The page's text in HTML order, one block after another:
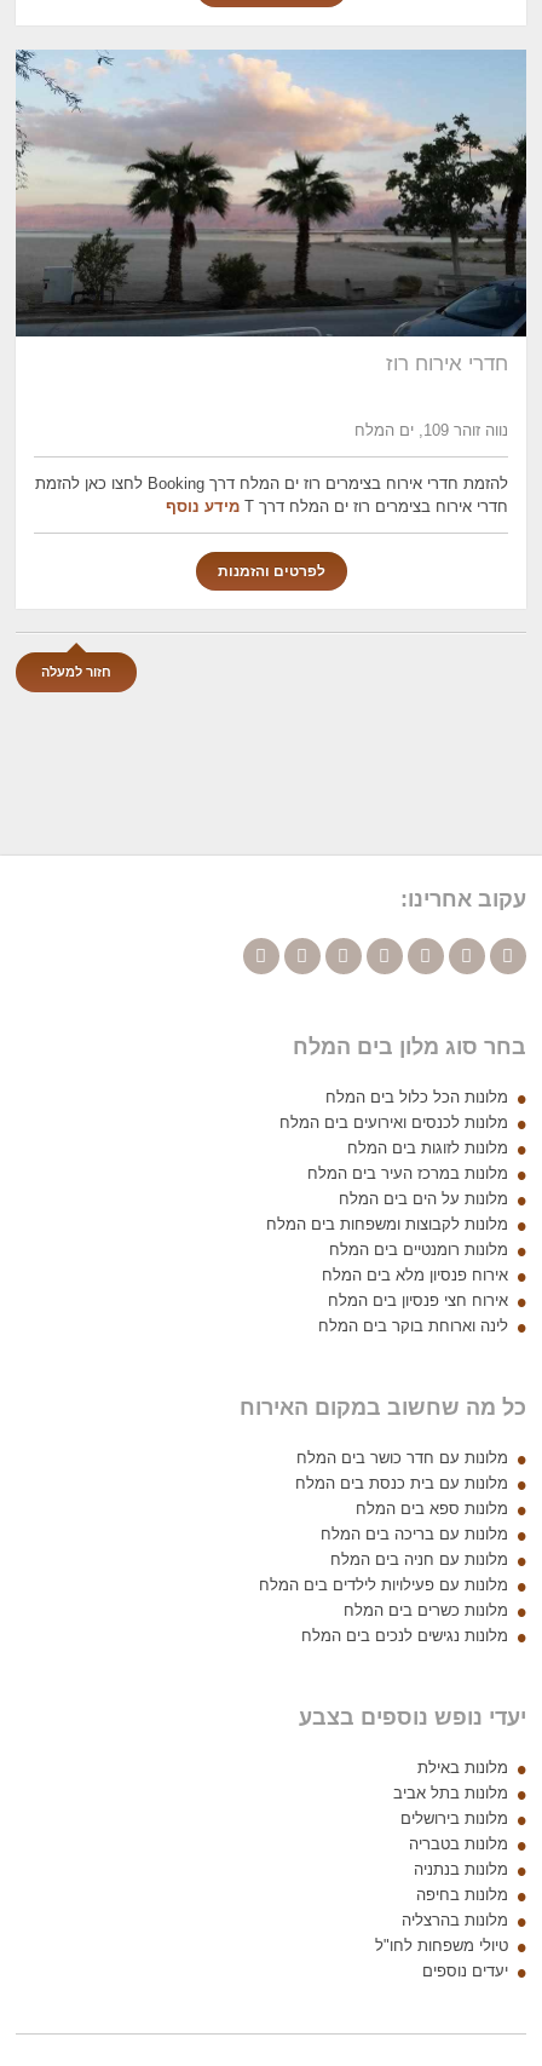
חדרי אירוח רוז
נווה זוהר 109, ים המלח
להזמת חדרי אירוח בצימרים רוז ים המלח דרך Booking לחצו כאן להזמת
חדרי אירוח בצימרים רוז ים המלח דרך T
מידע נוסף
לפרטים והזמנות
חזור למעלה
עקוב אחרינו:
בחר סוג מלון בים המלח
מלונות הכל כלול בים המלח
מלונות לכנסים ואירועים בים המלח
מלונות לזוגות בים המלח
מלונות במרכז העיר בים המלח
מלונות על הים בים המלח
מלונות לקבוצות ומשפחות בים המלח
מלונות רומנטיים בים המלח
אירוח פנסיון מלא בים המלח
אירוח חצי פנסיון בים המלח
לינה וארוחת בוקר בים המלח
כל מה שחשוב במקום האירוח
מלונות עם חדר כושר בים המלח
מלונות עם בית כנסת בים המלח
מלונות ספא בים המלח
מלונות עם בריכה בים המלח
מלונות עם חניה בים המלח
מלונות עם פעילויות לילדים בים המלח
מלונות כשרים בים המלח
מלונות נגישים לנכים בים המלח
יעדי נופש נוספים בצבע
מלונות באילת
מלונות בתל אביב
מלונות בירושלים
מלונות בטבריה
מלונות בנתניה
מלונות בחיפה
מלונות בהרצליה
טיולי משפחות לחו"ל
יעדים נוספים